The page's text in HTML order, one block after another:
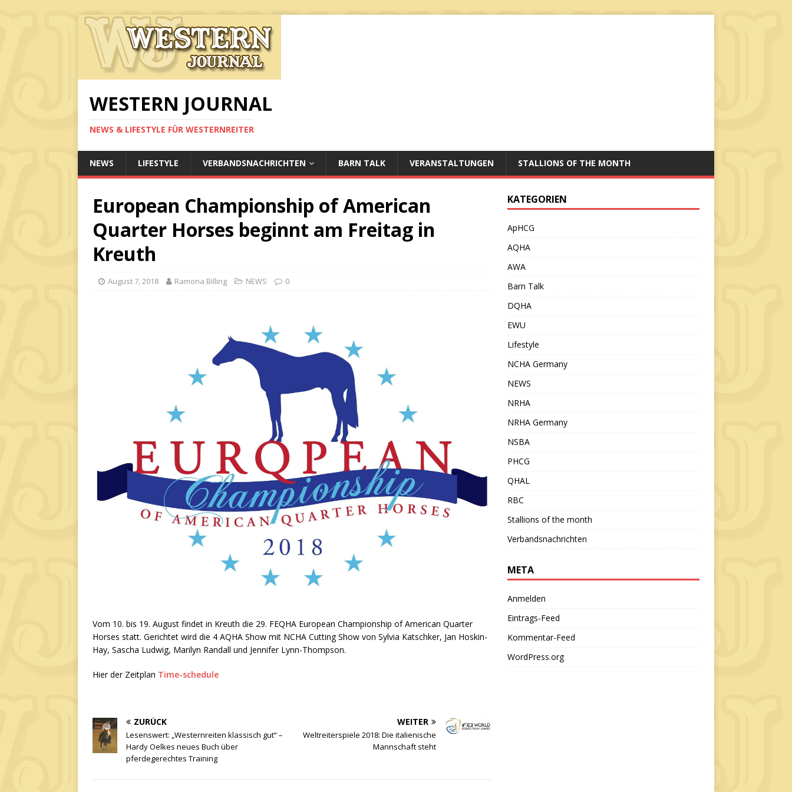
WESTERN JOURNAL
NEWS & LIFESTYLE FÜR WESTERNREITER
NEWS LIFESTYLE VERBANDSNACHRICHTEN BARN TALK VERANSTALTUNGEN STALLIONS OF THE MONTH
European Championship of American
Quarter Horses beginnt am Freitag in
Kreuth
August 7, 2018 Ramona Billing NEWS 0
Vom 10. bis 19. August findet in Kreuth die 29. FEQHA European Championship of American Quarter
Horses statt. Gerichtet wird die 4 AQHA Show mit NCHA Cutting Show von Sylvia Katschker, Jan Hoskin-
Hay, Sascha Ludwig, Marilyn Randall und Jennifer Lynn-Thompson.
Hier der Zeitplan Time-schedule
ZURÜCK
Lesenswert: „Westernreiten klassisch gut“ –
Hardy Oelkes neues Buch über
pferdegerechtes Training
WEITER
Weltreiterspiele 2018: Die italienische
Mannschaft steht
KATEGORIEN
ApHCG
AQHA
AWA
Barn Talk
DQHA
EWU
Lifestyle
NCHA Germany
NEWS
NRHA
NRHA Germany
NSBA
PHCG
QHAL
RBC
Stallions of the month
Verbandsnachrichten
META
Anmelden
Eintrags-Feed
Kommentar-Feed
WordPress.org